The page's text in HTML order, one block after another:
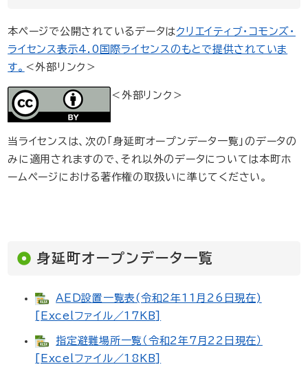
本ページで公開されているデータはクリエイティブ・コモンズ・
ライセンス表示4.0国際ライセンスのもとで提供されていま
す。 ＜外部リンク＞
＜外部リンク＞
当ライセンスは、次の「身延町オープンデータ一覧」のデータの
みに適用されますので、それ以外のデータについては本町ホ
ームページにおける著作権の取扱いに準じてください。
身延町オープンデータ一覧
AED設置一覧表(令和2年11月26日現在)
[Excelファイル／17KB]
指定避難場所一覧（令和2年7月22日現在）
[Excelファイル／18KB]